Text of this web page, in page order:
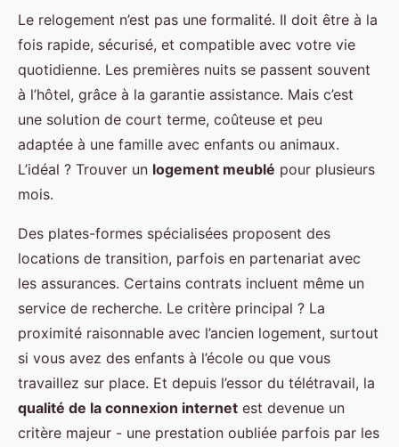
Le relogement n’est pas une formalité. Il doit être à la
fois rapide, sécurisé, et compatible avec votre vie
quotidienne. Les premières nuits se passent souvent
à l’hôtel, grâce à la garantie assistance. Mais c’est
une solution de court terme, coûteuse et peu
adaptée à une famille avec enfants ou animaux.
L’idéal ? Trouver un logement meublé pour plusieurs
mois.
Des plates-formes spécialisées proposent des
locations de transition, parfois en partenariat avec
les assurances. Certains contrats incluent même un
service de recherche. Le critère principal ? La
proximité raisonnable avec l’ancien logement, surtout
si vous avez des enfants à l’école ou que vous
travaillez sur place. Et depuis l’essor du télétravail, la
qualité de la connexion internet est devenue un
critère majeur - une prestation oubliée parfois par les